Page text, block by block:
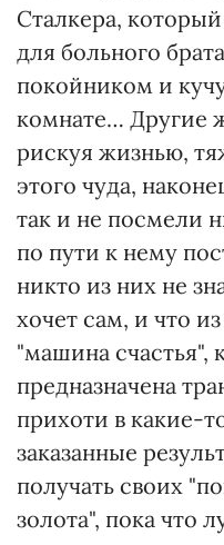
Сталкера,
для больного
покойником и
комнате… Другие
рискуя жизнью,
этого чуда,
так и не посмели
по пути к нему
никто из них не
хочет сам, и что
"машина счастья",
предназначена
прихоти в какие-
заказанные
получать своих
золота", пока что